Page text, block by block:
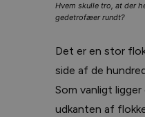
Hvem skulle tro, at der
gedetrofæer rundt?
Det er en stor
side af de
Som vanligt
udkanten af